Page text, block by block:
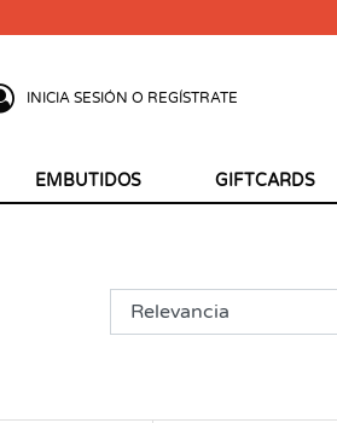
INICIA SESIÓN O REGÍSTRATE
EMBUTIDOS GIFTCARDS